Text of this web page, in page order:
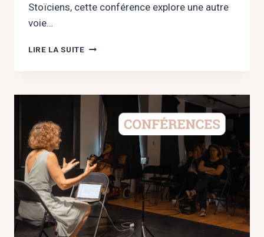
Stoïciens, cette conférence explore une autre
voie…
LIRE LA SUITE«
DU
PLAISIR
AIMER
SANS
EXCÈS,
VIVRE
SANS
MANQUE
»
LE